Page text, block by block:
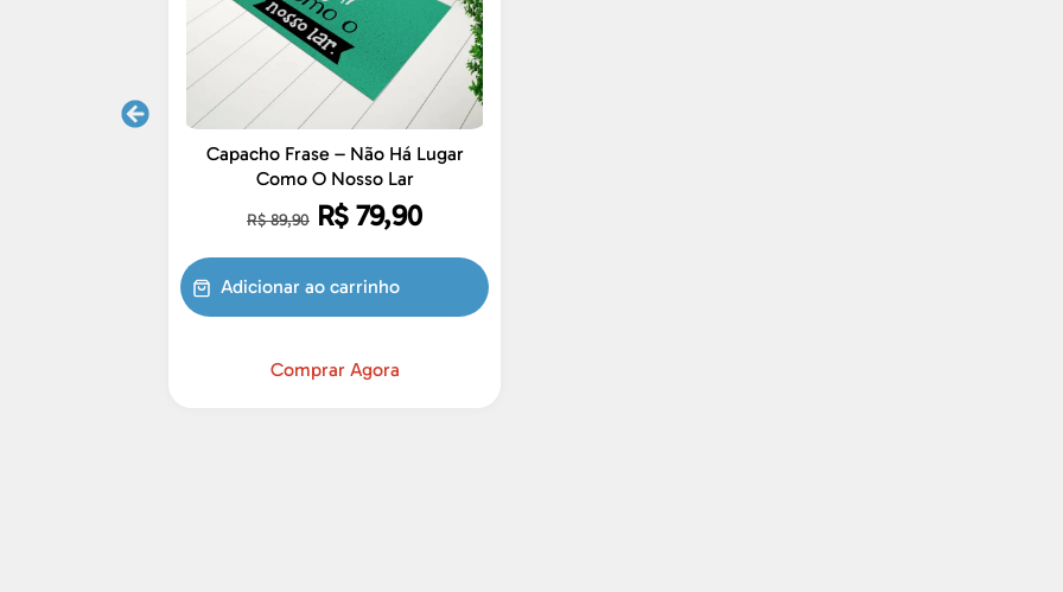
Capacho Frase – Não Há Lugar
Como O Nosso Lar
R$89,90 R$ 79,90
Adicionar ao carrinho
Comprar Agora